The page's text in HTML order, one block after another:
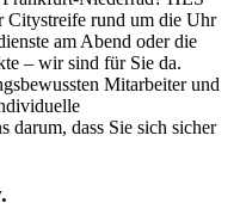
Citystreife rund um die Uhr
am Abend oder die
– wir sind für Sie da.
Mitarbeiter und
darum, dass Sie sich sicher